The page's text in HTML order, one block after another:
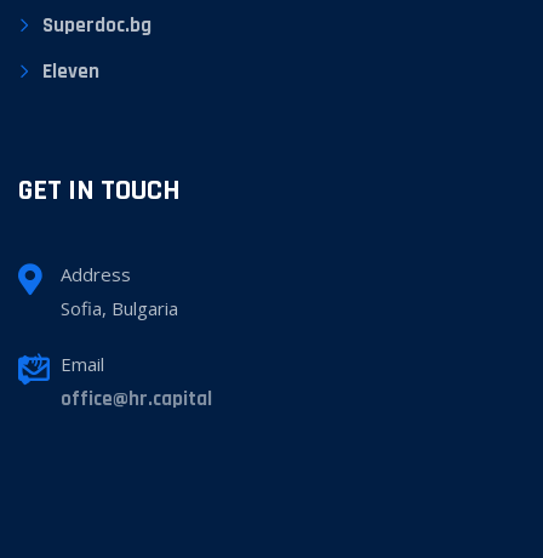
Superdoc.bg
Eleven
GET IN TOUCH
Address
Sofia, Bulgaria
Email
office@hr.capital